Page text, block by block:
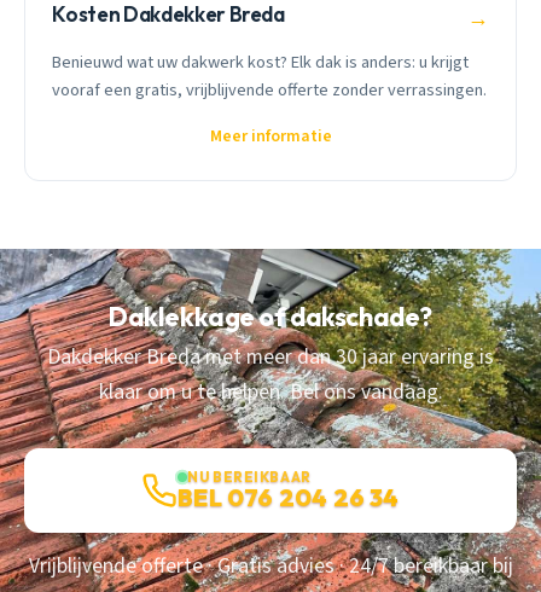
Kosten Dakdekker Breda →
Benieuwd wat uw dakwerk kost? Elk dak is anders: u krijgt
vooraf een gratis, vrijblijvende offerte zonder verrassingen.
Meer informatie
Daklekkage of dakschade?
Dakdekker Breda met meer dan 30 jaar ervaring is
klaar om u te helpen. Bel ons vandaag.
NU BEREIKBAAR
BEL 076 204 26 34
Vrijblijvende offerte · Gratis advies · 24/7 bereikbaar bij